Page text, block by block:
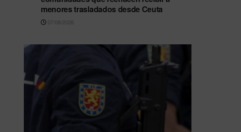
menores trasladados desde Ceuta
07/08/2026